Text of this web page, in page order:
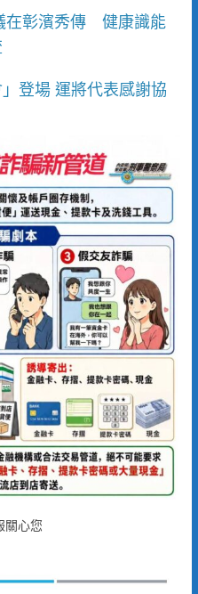
在彰濱秀傳 健康識能
登場 運將代表感謝協
關心您